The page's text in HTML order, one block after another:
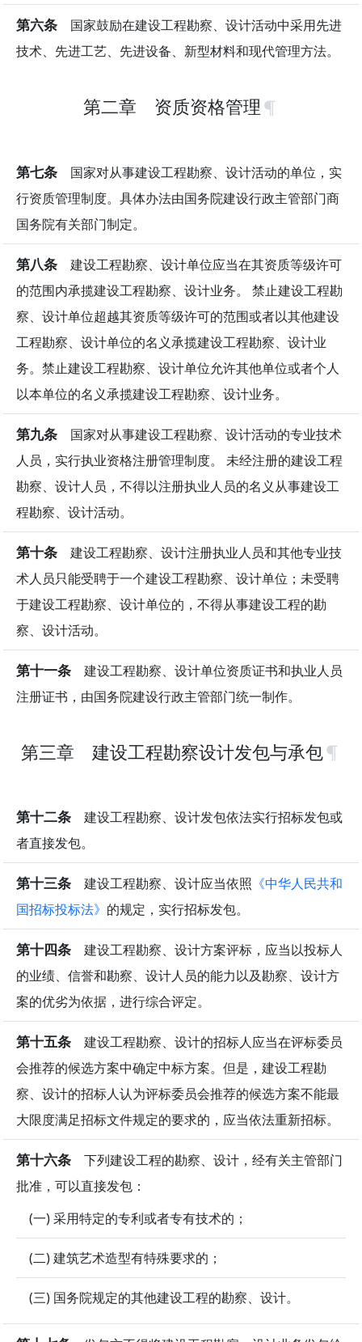
第六条 国家鼓励在建设工程勘察、设计活动中采用先进
技术、先进工艺、先进设备、新型材料和现代管理方法。
第二章 资质资格管理
第七条 国家对从事建设工程勘察、设计活动的单位，实
行资质管理制度。具体办法由国务院建设行政主管部门商
国务院有关部门制定。
第八条 建设工程勘察、设计单位应当在其资质等级许可
的范围内承揽建设工程勘察、设计业务。 禁止建设工程勘
察、设计单位超越其资质等级许可的范围或者以其他建设
工程勘察、设计单位的名义承揽建设工程勘察、设计业
务。禁止建设工程勘察、设计单位允许其他单位或者个人
以本单位的名义承揽建设工程勘察、设计业务。
第九条 国家对从事建设工程勘察、设计活动的专业技术
人员，实行执业资格注册管理制度。 未经注册的建设工程
勘察、设计人员，不得以注册执业人员的名义从事建设工
程勘察、设计活动。
第十条 建设工程勘察、设计注册执业人员和其他专业技
术人员只能受聘于一个建设工程勘察、设计单位；未受聘
于建设工程勘察、设计单位的，不得从事建设工程的勘
察、设计活动。
第十一条 建设工程勘察、设计单位资质证书和执业人员
注册证书，由国务院建设行政主管部门统一制作。
第三章 建设工程勘察设计发包与承包
第十二条 建设工程勘察、设计发包依法实行招标发包或
者直接发包。
第十三条 建设工程勘察、设计应当依照 《中华人民共和
国招标投标法》 的规定，实行招标发包。
第十四条 建设工程勘察、设计方案评标，应当以投标人
的业绩、信誉和勘察、设计人员的能力以及勘察、设计方
案的优劣为依据，进行综合评定。
第十五条 建设工程勘察、设计的招标人应当在评标委员
会推荐的候选方案中确定中标方案。但是，建设工程勘
察、设计的招标人认为评标委员会推荐的候选方案不能最
大限度满足招标文件规定的要求的，应当依法重新招标。
第十六条 下列建设工程的勘察、设计，经有关主管部门
批准，可以直接发包：
(一) 采用特定的专利或者专有技术的；
(二) 建筑艺术造型有特殊要求的；
(三) 国务院规定的其他建设工程的勘察、设计。